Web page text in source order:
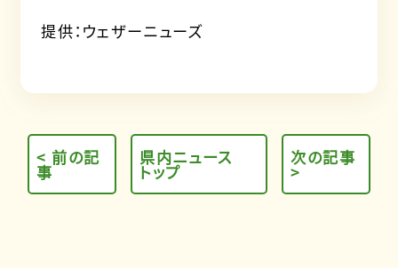
提供：ウェザーニューズ
< 前の記
事
県内ニュース
トップ
次の記事
>